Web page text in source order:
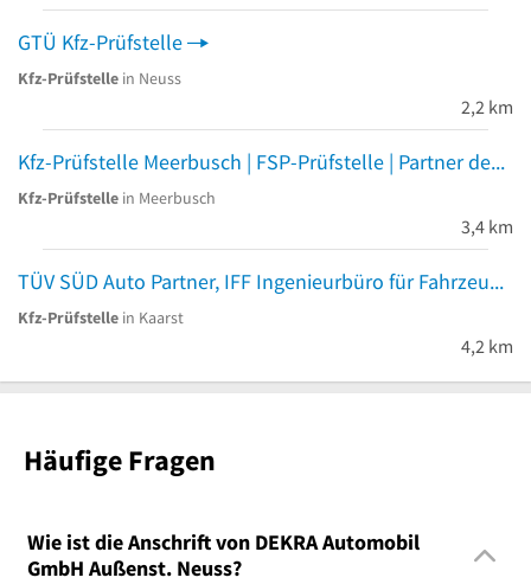
GTÜ Kfz-Prüfstelle
Kfz-Prüfstelle in Neuss
2,2 km
Kfz-Prüfstelle Meerbusch | FSP-Prüfstelle | Partner des TÜV Rheinland | Un-fall.de
Kfz-Prüfstelle in Meerbusch
3,4 km
TÜV SÜD Auto Partner, IFF Ingenieurbüro für Fahrzeugprüfung e.K.
Kfz-Prüfstelle in Kaarst
4,2 km
Häufige Fragen
Wie ist die Anschrift von DEKRA Automobil
GmbH Außenst. Neuss?